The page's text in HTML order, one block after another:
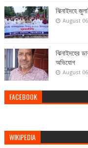
ঝিনাইদহে
August
ঝিনাইদহের
অভিযোগ
August
FACEBOOK
WIKIPEDIA